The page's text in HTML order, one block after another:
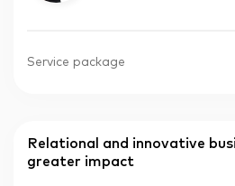
Service package
Relational and innovative
greater impact